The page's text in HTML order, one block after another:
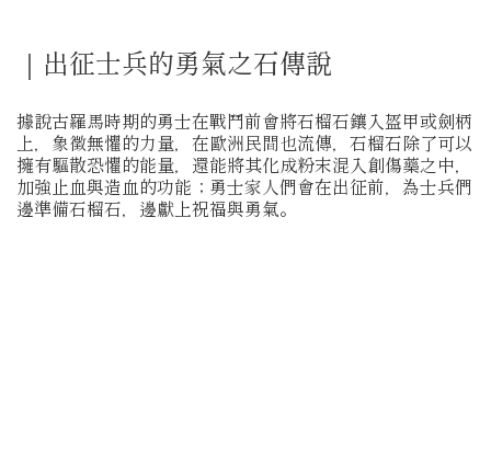
｜出征士兵的勇氣之石傳說
據說古羅馬時期的勇士在戰鬥前會將石榴石鑲入盔甲或劍柄
上，象徵無懼的力量，在歐洲民間也流傳，石榴石除了可以
擁有驅散恐懼的能量，還能將其化成粉末混入創傷藥之中，
加強止血與造血的功能；勇士家人們會在出征前，為士兵們
邊準備石榴石，邊獻上祝福與勇氣。